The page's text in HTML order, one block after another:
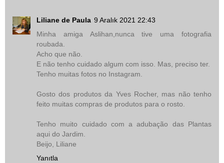
Liliane de Paula 9 Aralık 2021 22:43
Minha amiga Aslihan,nunca tive uma fotografia
roubada.
Acho que não.
E não tenho cuidado algum com isso. Mas, preciso ter.
Tenho muitas fotos no Instagram.
Gosto dos produtos da Yves Rocher, mas não tenho
feito muitas compras de produtos para o rosto.
Tenho muito cuidado com a adubação das Plantas
aqui do Jardim.
Beijo, Liliane
Yanıtla